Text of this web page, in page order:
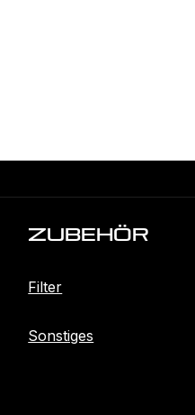
ZubehöR
Filter
Sonstiges